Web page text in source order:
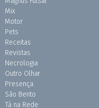
Mix
Motor
Pets
Receitas
Revistas
Necrologia
Outro Olhar
Presença
São Bento
Tá na Rede